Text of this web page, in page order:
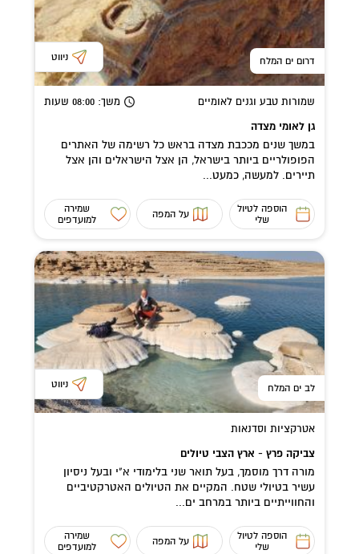
דרום ים המלח ניווט
שמורות טבע וגנים לאומיים משך: 08:00 שעות
גן לאומי מצדה
במשך שנים מככבת מצדה בראש כל רשימה של האתרים
הפופולריים ביותר בישראל, הן אצל הישראלים והן אצל
תיירים. למעשה, כמעט...
הוספה לטיול
שלי
על המפה
שמירה
למועדפים
לב ים המלח ניווט
אטרקציות וסדנאות
צביקה פרץ - ארץ הצבי טיולים
מורה דרך מוסמך, בעל תואר שני בלימודי א"י ובעל ניסיון
עשיר בטיולי שטח. המקיים את הטיולים האטרקטיביים
והחווייתיים ביותר במרחב ים...
הוספה לטיול
שלי
על המפה
שמירה
למועדפים